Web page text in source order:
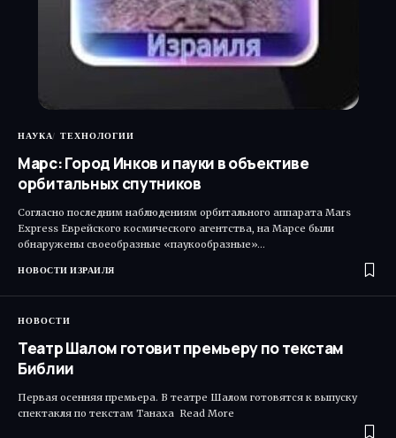
НАУКА ТЕХНОЛОГИИ
Марс: Город Инков и пауки в объективе
орбитальных спутников
Согласно последним наблюдениям орбитального аппарата Mars
Express Еврейского космического агентства, на Марсе были
обнаружены своеобразные «паукообразные»…
НОВОСТИ ИЗРАИЛЯ
НОВОСТИ
Театр Шалом готовит премьеру по текстам
Библии
Первая осенняя премьера. В театре Шалом готовятся к выпуску
спектакля по текстам Танаха Read More ​